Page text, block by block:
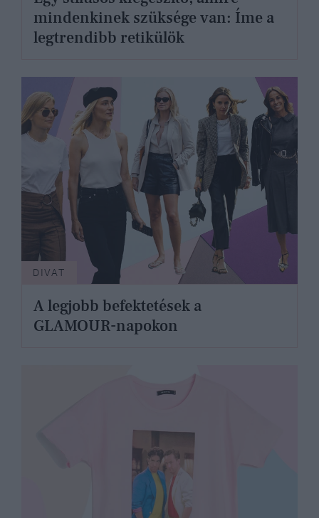
mindenkinek szüksége van: Íme a
legtrendibb retikülök
DIVAT
A legjobb befektetések a
GLAMOUR-napokon